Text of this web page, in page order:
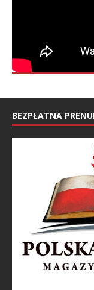
BEZPŁATNA